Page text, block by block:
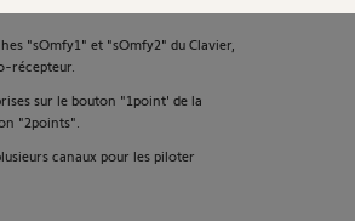
"sOmfy1" et "sOmfy2" du Clavier,
récepteur.
sur le bouton "1point' de la
"2points".
canaux pour les piloter